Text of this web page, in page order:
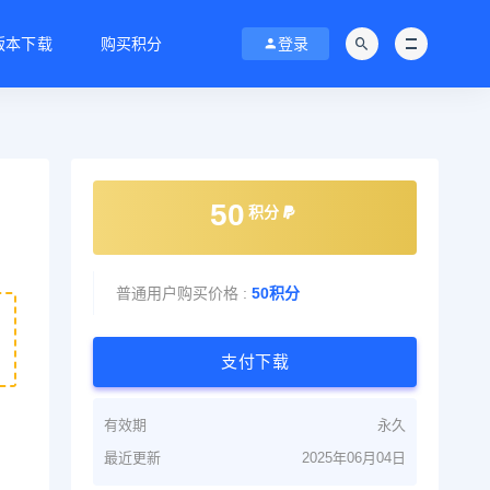
本下载 购买积分 登录
50 积分
普通用户购买价格 :50积分
支付下载
有效期
永久
最近更新
2025年06月04日